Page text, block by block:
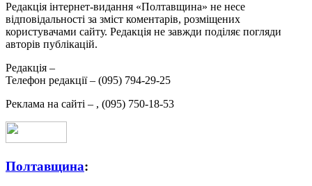
Редакція інтернет-видання «Полтавщина» не несе
відповідальності за зміст коментарів, розміщених
користувачами сайту. Редакція не завжди поділяє погляди
авторів публікацій.
Редакція –
Телефон редакції – (095) 794-29-25
Реклама на сайті – , (095) 750-18-53
Полтавщина: